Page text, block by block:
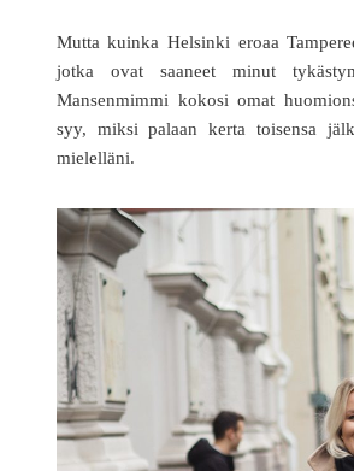
Mutta kuinka Helsinki eroaa
jotka ovat saaneet minut
Mansenmimmi kokosi omat
syy, miksi palaan kerta toisensa
mielelläni.